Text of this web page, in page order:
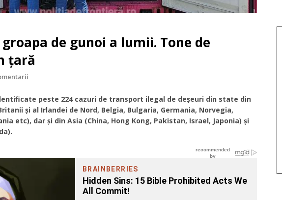
groapa de gunoi a lumii. Tone de
țară
peste 224 cazuri de transport ilegal de deşeuri din state din
și al Irlandei de Nord, Belgia, Bulgaria, Germania, Norvegia,
etc), dar şi din Asia (China, Hong Kong, Pakistan, Israel, Japonia) şi